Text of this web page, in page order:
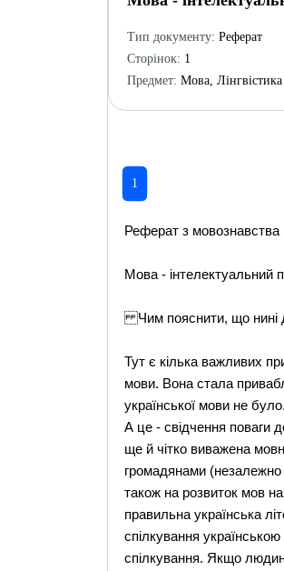
Тип документу: Реферат
Сторінок: 1
Предмет: Мова, Лінгвістика
1
Реферат з мовознавства
Мова - інтелектуальний
Чим пояснити, що нині
Тут є кілька важливих
мови. Вона стала
української мови не
А це - свідчення поваги
ще й чітко виважена
громадянами (незалежно
також на розвиток мов
правильна українська
спілкування
спілкування. Якщо